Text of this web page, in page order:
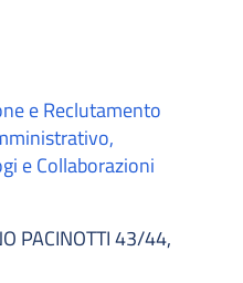
e Reclutamento
e Collaborazioni
PACINOTTI 43/44,